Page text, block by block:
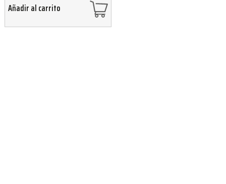
Añadir al carrito